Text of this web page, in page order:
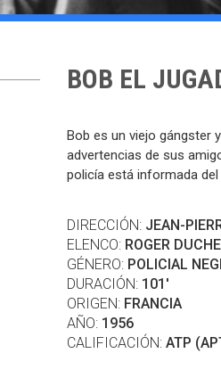
BOB EL
Bob es un viejo gángster
advertencias de sus
policía está informada
DIRECCIÓN: JEAN-
ELENCO: ROGER
GÉNERO: POLICIAL
DURACIÓN: 101'
ORIGEN: FRANCIA
AÑO: 1956
CALIFICACIÓN: ATP